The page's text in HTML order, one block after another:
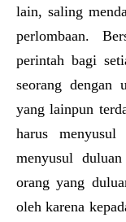
lain, saling
perlombaan.
perintah bagi
seorang dengan
yang lainpun
harus
menyusul
orang yang
oleh karena